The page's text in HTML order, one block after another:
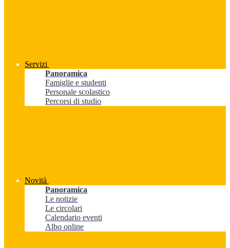
Servizi
Panoramica
Famiglie e studenti
Personale scolastico
Percorsi di studio
Novità
Panoramica
Le notizie
Le circolari
Calendario eventi
Albo online